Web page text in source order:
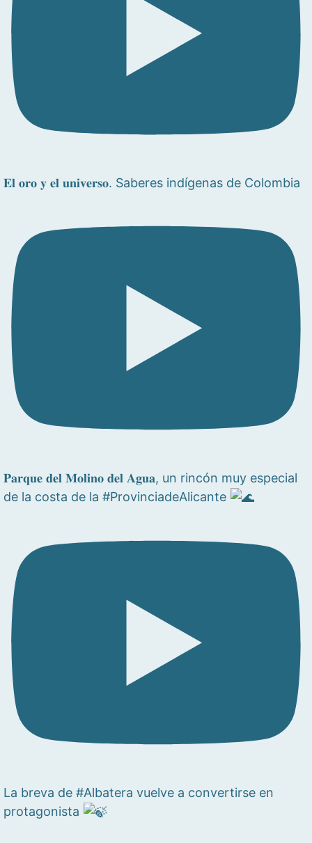
𝐄𝐥 𝐨𝐫𝐨 𝐲 𝐞𝐥 𝐮𝐧𝐢𝐯𝐞𝐫𝐬𝐨. Saberes indígenas de Colombia
𝐏𝐚𝐫𝐪𝐮𝐞 𝐝𝐞𝐥 𝐌𝐨𝐥𝐢𝐧𝐨 𝐝𝐞𝐥 𝐀𝐠𝐮𝐚, un rincón muy especial
de la costa de la #ProvinciadeAlicante
La breva de #Albatera vuelve a convertirse en
protagonista